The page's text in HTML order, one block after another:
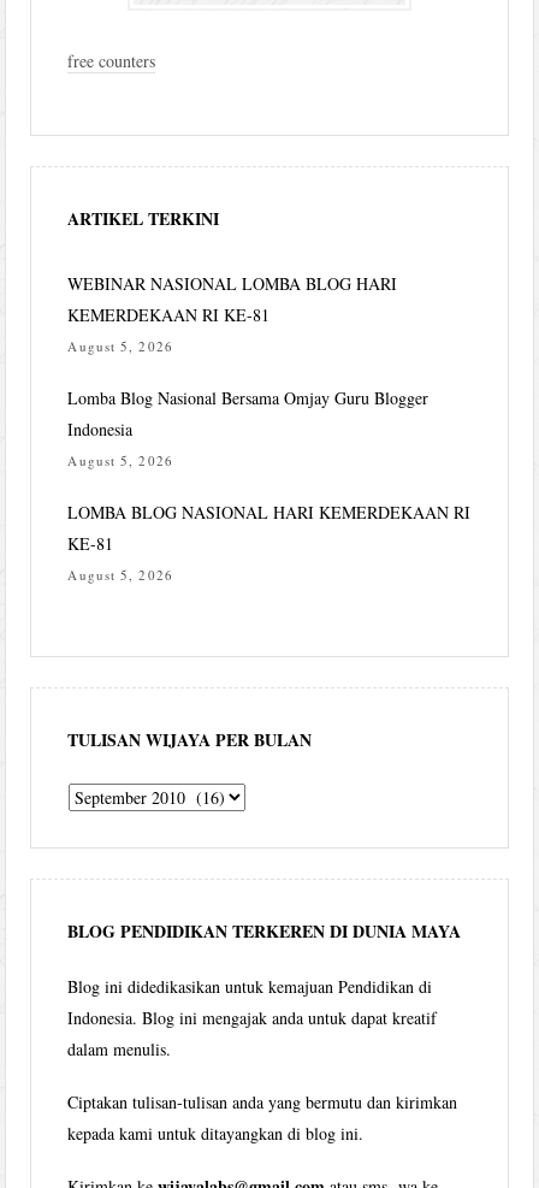
free counters
ARTIKEL TERKINI
WEBINAR NASIONAL LOMBA BLOG HARI
KEMERDEKAAN RI KE-81
August 5, 2026
Lomba Blog Nasional Bersama Omjay Guru Blogger
Indonesia
August 5, 2026
LOMBA BLOG NASIONAL HARI KEMERDEKAAN RI
KE-81
August 5, 2026
TULISAN WIJAYA PER BULAN
Tulisan
per
bulan
BLOG PENDIDIKAN TERKEREN DI DUNIA MAYA
Blog ini didedikasikan untuk kemajuan Pendidikan di
Indonesia. Blog ini mengajak anda untuk dapat kreatif
dalam menulis.
Ciptakan tulisan-tulisan anda yang bermutu dan kirimkan
kepada kami untuk ditayangkan di blog ini.